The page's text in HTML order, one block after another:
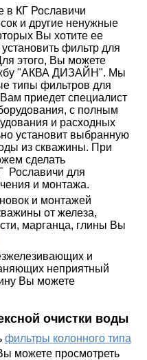
в КГ Рославичи
и другие ненужные
Вы хотите ее
фильтр для
этого, Вы можете
"АКВА ДИЗАЙН". Мы
типы фильтров для
приедет специалист
с полным
и расходных
установит выбранную
из скважины. При
сделать
Рославичи для
и монтажа.
и монтажей
от железа,
марганца, глины Вы
и
неприятный
Вы можете
очистки воды
фильтры колонного типа
можете просмотреть